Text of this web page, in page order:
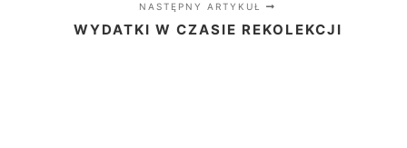
NASTĘPNY ARTYKUŁ
WYDATKI W CZASIE REKOLEKCJI